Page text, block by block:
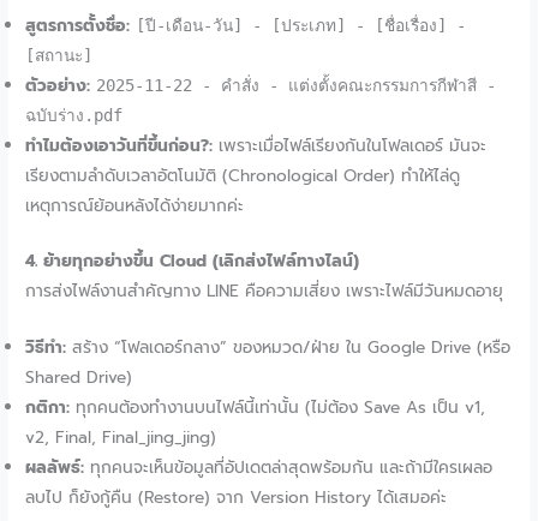
สูตรการตั้งชื่อ: [ปี-เดือน-วัน] - [ประเภท] - [ชื่อเรื่อง] -
[สถานะ]
ตัวอย่าง: 2025-11-22 - คำสั่ง - แต่งตั้งคณะกรรมการกีฬาสี -
ฉบับร่าง.pdf
ทำไมต้องเอาวันที่ขึ้นก่อน?: เพราะเมื่อไฟล์เรียงกันในโฟลเดอร์ มันจะ
เรียงตามลำดับเวลาอัตโนมัติ (Chronological Order) ทำให้ไล่ดู
เหตุการณ์ย้อนหลังได้ง่ายมากค่ะ
4. ย้ายทุกอย่างขึ้น Cloud (เลิกส่งไฟล์ทางไลน์)
การส่งไฟล์งานสำคัญทาง LINE คือความเสี่ยง เพราะไฟล์มีวันหมดอายุ
วิธีทำ: สร้าง “โฟลเดอร์กลาง” ของหมวด/ฝ่าย ใน Google Drive (หรือ
Shared Drive)
กติกา: ทุกคนต้องทำงานบนไฟล์นี้เท่านั้น (ไม่ต้อง Save As เป็น v1,
v2, Final, Final_jing_jing)
ผลลัพธ์: ทุกคนจะเห็นข้อมูลที่อัปเดตล่าสุดพร้อมกัน และถ้ามีใครเผลอ
ลบไป ก็ยังกู้คืน (Restore) จาก Version History ได้เสมอค่ะ